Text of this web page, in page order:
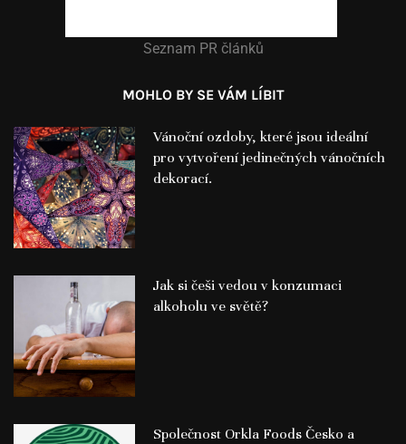
Seznam PR článků
MOHLO BY SE VÁM LÍBIT
Vánoční ozdoby, které jsou ideální
pro vytvoření jedinečných vánočních
dekorací.
Jak si češi vedou v konzumaci
alkoholu ve světě?
Společnost Orkla Foods Česko a